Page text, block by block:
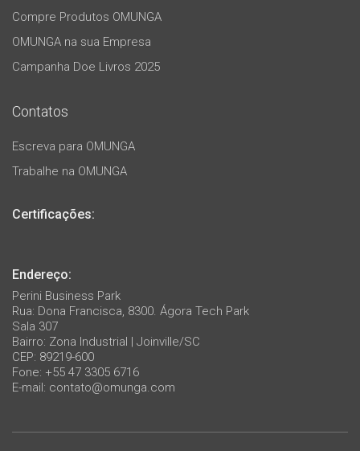
Compre Produtos OMUNGA
OMUNGA na sua Empresa
Campanha Doe Livros 2025
Contatos
Escreva para OMUNGA
Trabalhe na OMUNGA
Certificações:
Endereço:
Perini Business Park
Rua: Dona Francisca, 8300. Ágora Tech Park
Sala 307
Bairro: Zona Industrial | Joinville/SC
CEP: 89219-600
Fone: +55 47 3305 6716
E-mail: contato@omunga.com